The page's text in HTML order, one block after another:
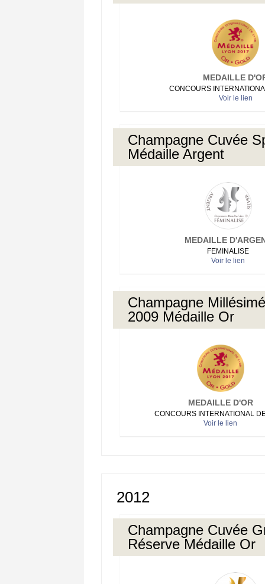
MEDAILLE
CONCOURS
Voir le lien
Champagne Cuvée
Médaille Argent
MEDAILLE
FEMINALISE
Voir le lien
Champagne
2009 Médaille Or
MEDAILLE D'OR
CONCOURS INTERNATIONAL
Voir le lien
2012
Champagne Cuvée
Réserve Médaille Or